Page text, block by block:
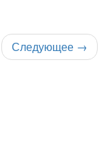
Следующее →